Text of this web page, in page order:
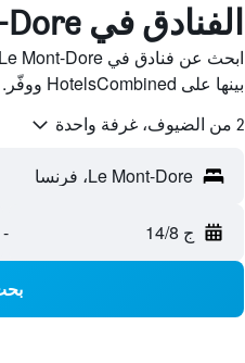
الفنادق في Le Mont-Dore
بينها على HotelsCombined ووفّر.
2 من الضيوف، غرفة واحدة
ج 14/8 -